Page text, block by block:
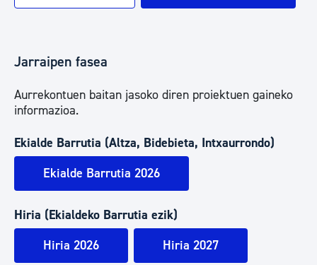
Jarraipen fasea
Aurrekontuen baitan jasoko diren proiektuen gaineko
informazioa.
Ekialde Barrutia (Altza, Bidebieta, Intxaurrondo)
Ekialde Barrutia 2026
Hiria (Ekialdeko Barrutia ezik)
Hiria 2026
Hiria 2027